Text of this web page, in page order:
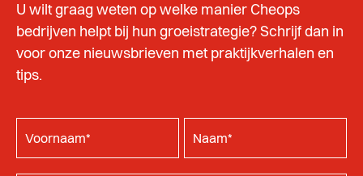
U wilt graag weten op welke manier Cheops
bedrijven helpt bij hun groeistrategie? Schrijf dan in
voor onze nieuwsbrieven met praktijkverhalen en
tips.